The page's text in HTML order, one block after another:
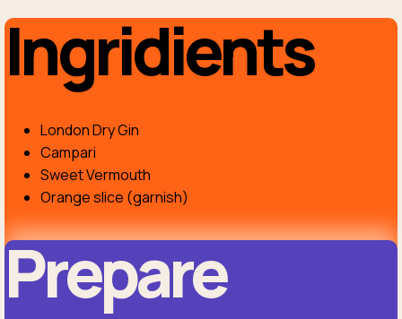
Ingridients
London Dry Gin
Campari
Sweet Vermouth
Orange slice (garnish)
Prepare